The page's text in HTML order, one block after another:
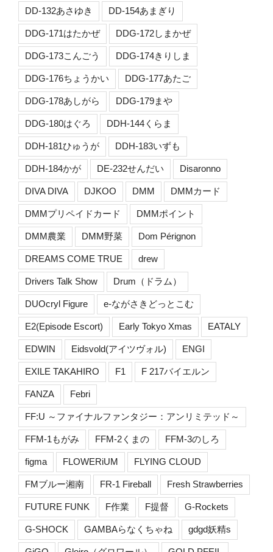
DD-132あさゆき DD-154あまぎり
DDG-171はたかぜ DDG-172しまかぜ
DDG-173こんごう DDG-174きりしま
DDG-176ちょうかい DDG-177あたご
DDG-178あしがら DDG-179まや
DDG-180はぐろ DDH-144くらま
DDH-181ひゅうが DDH-183いずも
DDH-184かが DE-232せんだい Disaronno
DIVA DIVA DJKOO DMM DMMカード
DMMプリペイドカード DMMポイント
DMM農業 DMM野菜 Dom Pérignon
DREAMS COME TRUE drew
Drivers Talk Show Drum（ドラム）
DUOcryl Figure e-ながさきどっとこむ
E2(Episode Escort) Early Tokyo Xmas EATALY
EDWIN Eidsvold(アイツヴォル) ENGI
EXILE TAKAHIRO F1 F 217バイエルン
FANZA Febri
FF:U ～ファイナルファンタジー：アンリミテッド～
FFM-1もがみ FFM-2くまの FFM-3のしろ
figma FLOWERiUM FLYING CLOUD
FMブルー湘南 FR-1 Fireball Fresh Strawberries
FUTURE FUNK F作業 F提督 G-Rockets
G-SHOCK GAMBAらなくちゃね gdgd妖精s